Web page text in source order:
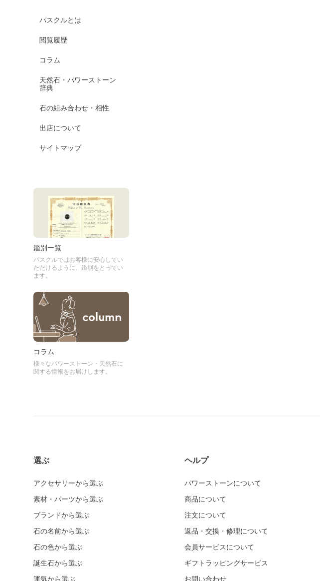
パスクルとは
閲覧履歴
コラム
天然石・パワーストーン
辞典
石の組み合わせ・相性
出店について
サイトマップ
鑑別一覧
パスクルではお客様に安心してい
ただけるように、鑑別をとってい
ます。
コラム
様々なパワーストーン・天然石に
関する情報をお届けします。
選ぶ
アクセサリーから選ぶ
素材・パーツから選ぶ
ブランドから選ぶ
石の名前から選ぶ
石の色から選ぶ
誕生石から選ぶ
運気から選ぶ
ヘルプ
パワーストーンについて
商品について
注文について
返品・交換・修理について
会員サービスについて
ギフトラッピングサービス
お問い合わせ